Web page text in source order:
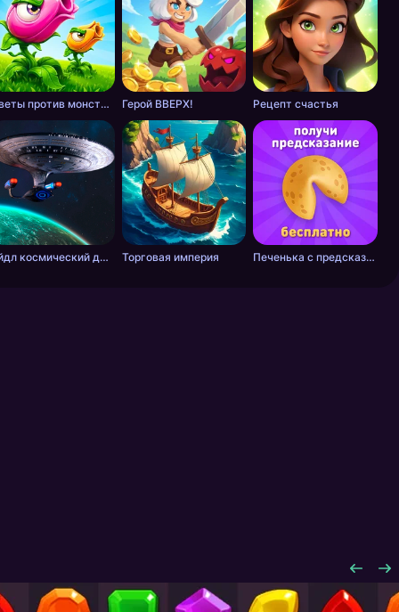
Цветы против монстров Герой ВВЕРХ! Рецепт счастья
Айдл космический добытчик Торговая империя Печенька с предсказанием